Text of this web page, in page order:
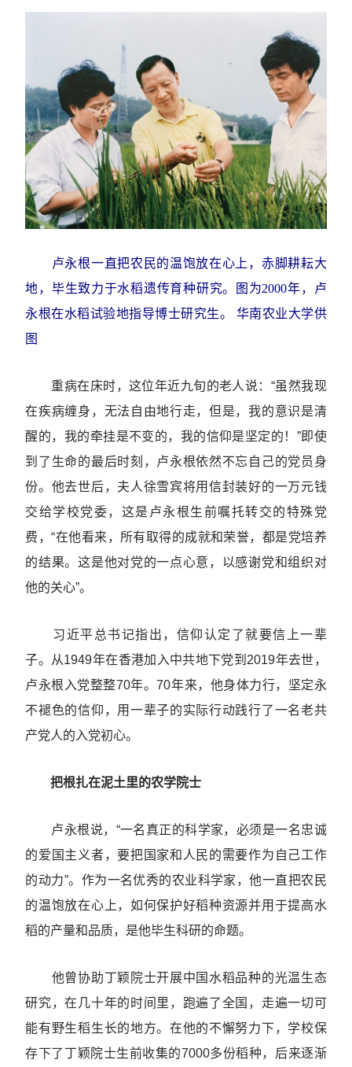
卢永根一直把农民的温饱放在心上，赤脚耕耘大
地，毕生致力于水稻遗传育种研究。图为2000年，卢
永根在水稻试验地指导博士研究生。 华南农业大学供
图
重病在床时，这位年近九旬的老人说：“虽然我现
在疾病缠身，无法自由地行走，但是，我的意识是清
醒的，我的牵挂是不变的，我的信仰是坚定的！”即使
到了生命的最后时刻，卢永根依然不忘自己的党员身
份。他去世后，夫人徐雪宾将用信封装好的一万元钱
交给学校党委，这是卢永根生前嘱托转交的特殊党
费，“在他看来，所有取得的成就和荣誉，都是党培养
的结果。这是他对党的一点心意，以感谢党和组织对
他的关心”。
习近平总书记指出，信仰认定了就要信上一辈
子。从1949年在香港加入中共地下党到2019年去世，
卢永根入党整整70年。70年来，他身体力行，坚定永
不褪色的信仰，用一辈子的实际行动践行了一名老共
产党人的入党初心。
把根扎在泥土里的农学院士
卢永根说，“一名真正的科学家，必须是一名忠诚
的爱国主义者，要把国家和人民的需要作为自己工作
的动力”。作为一名优秀的农业科学家，他一直把农民
的温饱放在心上，如何保护好稻种资源并用于提高水
稻的产量和品质，是他毕生科研的命题。
他曾协助丁颖院士开展中国水稻品种的光温生态
研究，在几十年的时间里，跑遍了全国，走遍一切可
能有野生稻生长的地方。在他的不懈努力下，学校保
存下了丁颖院士生前收集的7000多份稻种，后来逐渐